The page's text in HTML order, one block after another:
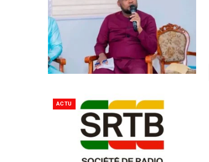
ACTU